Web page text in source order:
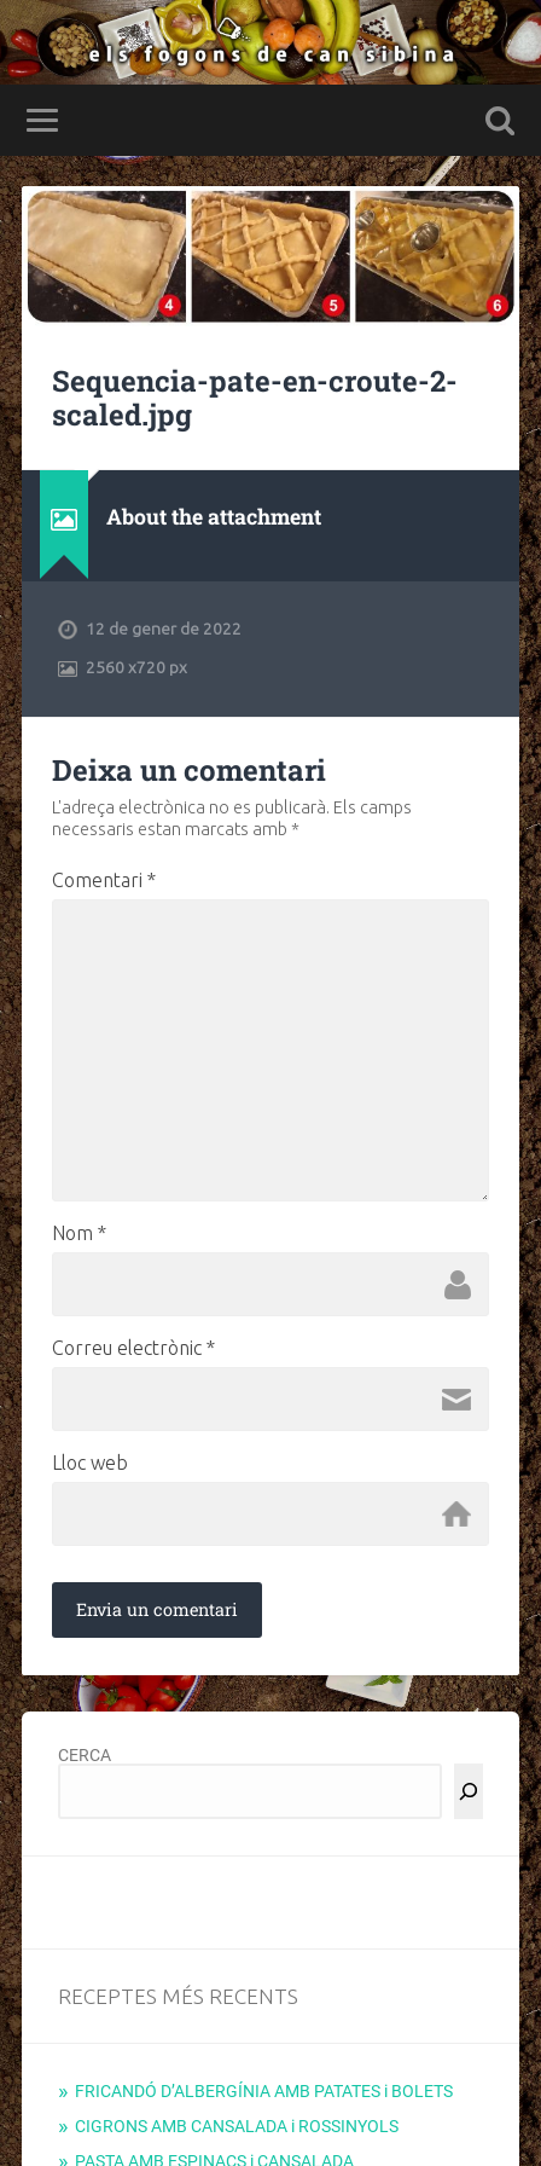
Sequencia-pate-en-croute-2-
scaled.jpg
About the attachment
12 de gener de 2022
2560x720 px
Deixa un comentari
L'adreça electrònica no es publicarà. Els camps
necessaris estan marcats amb *
Comentari *
Nom *
Correu electrònic *
Lloc web
CERCA
RECEPTES MÉS RECENTS
FRICANDÓ D’ALBERGÍNIA AMB PATATES i BOLETS
CIGRONS AMB CANSALADA i ROSSINYOLS
PASTA AMB ESPINACS i CANSALADA